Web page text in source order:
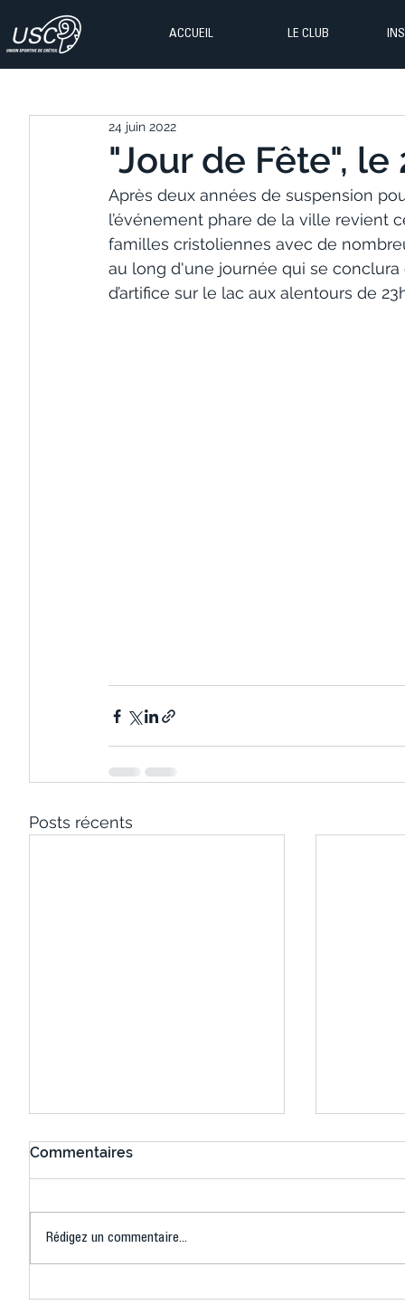
ACCUEIL LE CLUB
"Jour de Fête", le
24 juin 2022
Après deux années de suspension
l’événement phare de la ville revient
familles cristoliennes avec de
au long d'une journée qui se
d’artifice sur le lac aux alentours de
Posts récents
Commentaires
Rédigez un commentaire...